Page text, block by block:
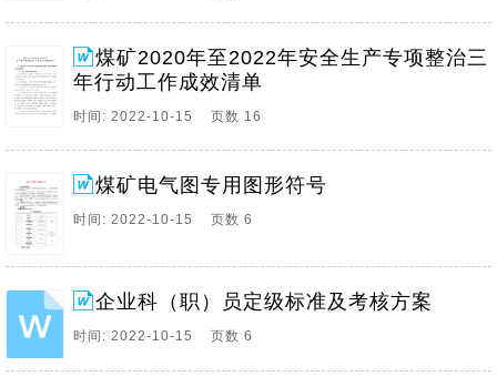
煤矿2020年至2022年安全生产专项整治三
年行动工作成效清单
时间: 2022-10-15 页数 16
煤矿电气图专用图形符号
时间: 2022-10-15 页数 6
企业科（职）员定级标准及考核方案
时间: 2022-10-15 页数 6